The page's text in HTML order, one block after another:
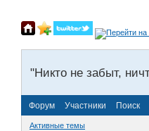
"Никто не забыт,
Форум Участники Поиск
Активные темы